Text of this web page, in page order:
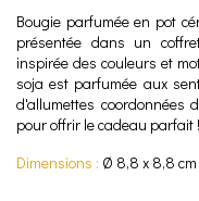
Bougie parfumée en pot
présentée dans un
inspirée des couleurs et
soja est parfumée aux
d'allumettes coordonnées
pour offrir le cadeau parfait !
Dimensions : Ø 8,8 x 8,8 cm